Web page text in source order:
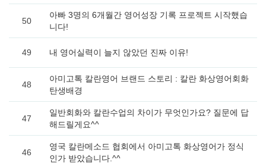
50
아빠 3명의 6개월간 영어성장 기록 프로젝트 시작했습
니다!
49 내 영어실력이 늘지 않았던 진짜 이유!
48
아미고톡 칼란영어 브랜드 스토리 : 칼란 화상영어회화
탄생배경
47
일반회화와 칼란수업의 차이가 무엇인가요? 질문에 답
해드릴게요^^
46
영국 칼란메소드 협회에서 아미고톡 화상영어가 정식
인가 받았습니다.^^